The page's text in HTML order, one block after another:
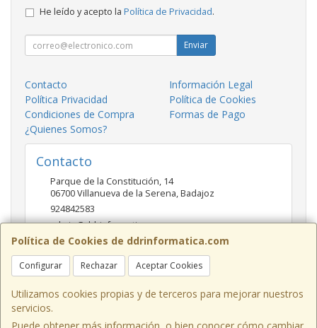
Política de Cookies de ddrinformatica.com
Configurar Rechazar Aceptar Cookies
Utilizamos cookies propias y de terceros para mejorar nuestros
servicios.
He leído y acepto la Política de Privacidad.
Enviar
Contacto
Información Legal
Política Privacidad
Política de Cookies
Condiciones de Compra
Formas de Pago
¿Quienes Somos?
Contacto
Parque de la Constitución, 14
06700Villanueva de la Serena,Badajoz
924842583
admin@ddrinformatica.com
Horario
Mañanas 9.30 - 14 Tardes 17 - 20